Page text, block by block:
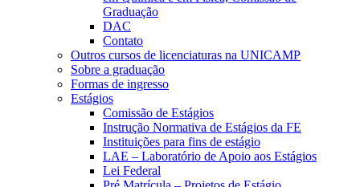
Graduação
DAC
Contato
Outros cursos de licenciaturas na UNICAMP
Sobre a graduação
Formas de ingresso
Estágios
Comissão de Estágios
Instrução Normativa de Estágios da FE
Instituições para fins de estágio
LAE – Laboratório de Apoio aos Estágios
Lei Federal